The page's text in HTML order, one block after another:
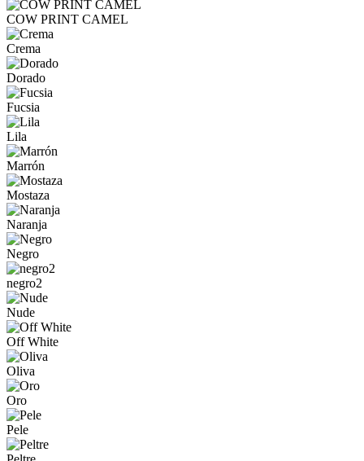
COW PRINT CAMEL
Crema
Dorado
Fucsia
Lila
Marrón
Mostaza
Naranja
Negro
negro2
Nude
Off White
Oliva
Oro
Pele